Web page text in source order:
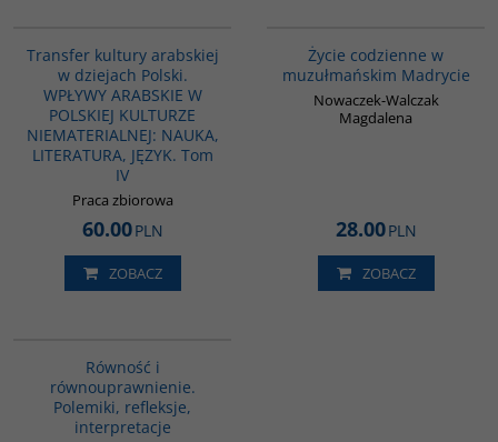
Transfer kultury arabskiej
w dziejach Polski.
WPŁYWY ARABSKIE W
POLSKIEJ KULTURZE
NIEMATERIALNEJ: NAUKA,
LITERATURA, JĘZYK. Tom
IV
Praca zbiorowa
60.00PLN
ZOBACZ
Życie codzienne w
muzułmańskim Madrycie
Nowaczek-Walczak
Magdalena
28.00PLN
ZOBACZ
Równość i
równouprawnienie.
Polemiki, refleksje,
interpretacje